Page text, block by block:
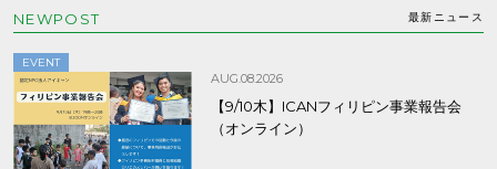
NEWPOST 最新ニュース
EVENT
AUG.08.2026
【9/10木】ICANフィリピン事業報告会
（オンライン）